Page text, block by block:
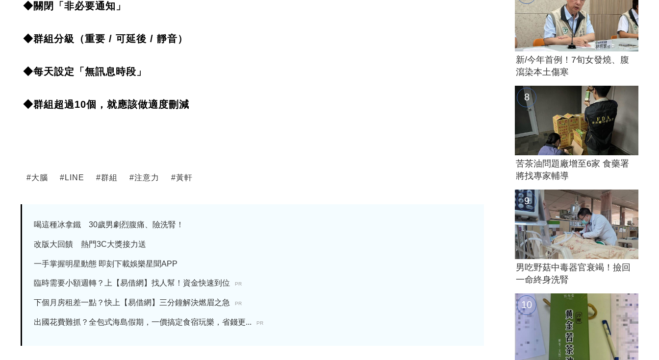
◆關閉「非必要通知」
◆群組分級（重要 / 可延後 / 靜音）
◆每天設定「無訊息時段」
◆群組超過10個，就應該做適度刪減
#大腦 # LINE #群組 #注意力 #黃軒
喝這種冰拿鐵 30歲男劇烈腹痛、險洗腎！
改版大回饋 熱門3C大獎接力送
一手掌握明星動態 即刻下載娛樂星聞APP
臨時需要小額週轉？上【易借網】找人幫！資金快速到位 PR
下個月房租差一點？快上【易借網】三分鐘解決燃眉之急 PR
出國花費難抓？全包式海島假期，一價搞定食宿玩樂，省錢更... PR
新/今年首例！7旬女發燒、腹
瀉染本土傷寒
苦茶油問題廠增至6家 食藥署
將找專家輔導
男吃野菇中毒器官衰竭！撿回
一命終身洗腎